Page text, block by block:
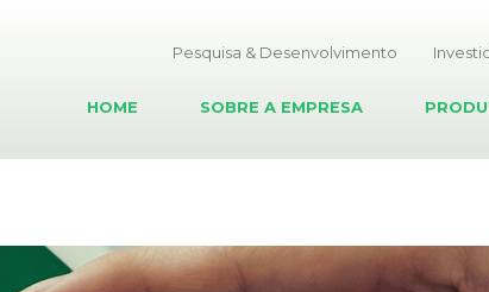
Pesquisa & Desenvolvimento
HOME SOBRE A EMPRESA